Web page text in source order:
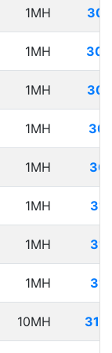
1MH
1MH
1MH
1MH
1MH
1MH
1MH
1MH
10MH